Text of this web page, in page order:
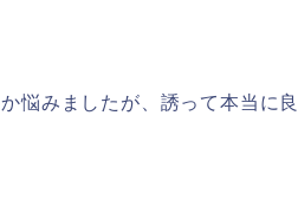
悩みましたが、誘って本当に良